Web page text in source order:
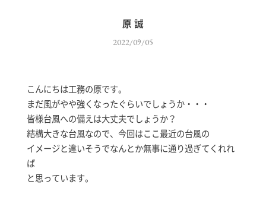
原 誠
2022/09/05
こんにちは工務の原です。
まだ風がやや強くなったぐらいでしょうか・・・
皆様台風への備えは大丈夫でしょうか？
結構大きな台風なので、今回はここ最近の台風の
イメージと違いそうでなんとか無事に通り過ぎてくれれ
ば
と思っています。